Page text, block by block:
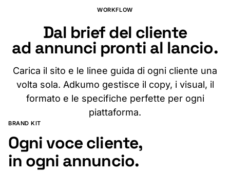
WORKFLOW
Dal brief del cliente
ad annunci pronti al lancio.
Carica il sito e le linee guida di ogni cliente una
volta sola. Adkumo gestisce il copy, i visual, il
formato e le specifiche perfette per ogni
piattaforma.
BRAND KIT
Ogni voce cliente,
in ogni annuncio.